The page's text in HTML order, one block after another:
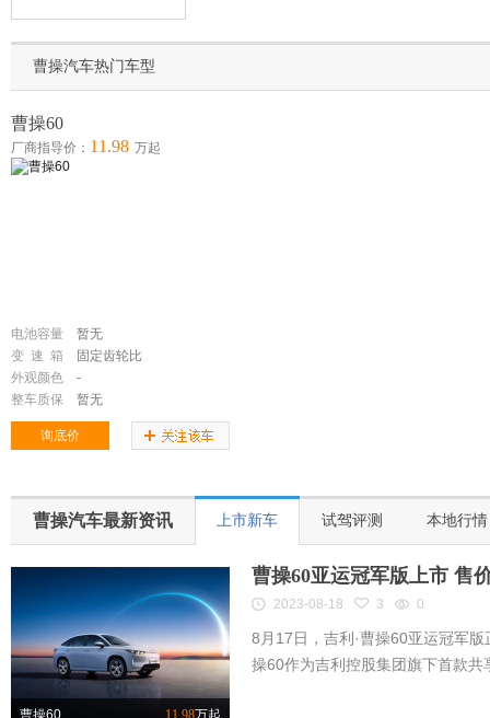
曹操汽车热门车型
曹操60
厂商指导价： 11.98 万起
电池容量
暂无
变 速 箱
固定齿轮比
外观颜色
-
整车质保
暂无
询底价
曹操汽车最新资讯 上市新车 试驾评测 本地行情
曹操60 11.98万起
曹操60亚运冠军版上市 售
2023-08-18 3 0
8月17日，吉利·曹操60亚运冠军
操60作为吉利控股集团旗下首款共